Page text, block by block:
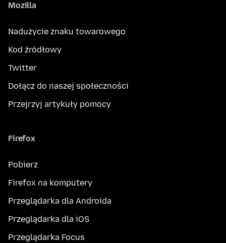
Mozilla
Nadużycie znaku towarowego
Kod źródłowy
Twitter
Dołącz do naszej społeczności
Przejrzyj artykuły pomocy
Firefox
Pobierz
Firefox na komputery
Przeglądarka dla Androida
Przeglądarka dla iOS
Przeglądarka Focus